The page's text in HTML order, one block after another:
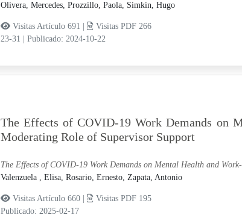
Olivera, Mercedes, Prozzillo, Paola, Simkin, Hugo
Visitas Artículo 691 |
Visitas PDF 266
23-31
Publicado: 2024-10-22
The Effects of COVID-19 Work Demands on
Moderating Role of Supervisor Support
The Effects of COVID-19 Work Demands on Mental Health and
Valenzuela , Elisa, Rosario, Ernesto, Zapata, Antonio
Visitas Artículo 660 |
Visitas PDF 195
Publicado: 2025-02-17